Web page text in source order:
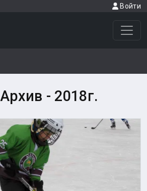
Войти
Архив - 2018г.